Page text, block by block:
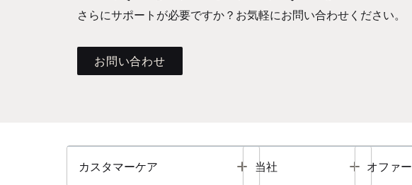
さらにサポートが必要ですか？お気軽にお問い合わせください。
お問い合わせ
カスタマーケア Toggle
当社 Toggle
オファー